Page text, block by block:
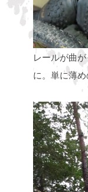
レールが曲
に。単に薄